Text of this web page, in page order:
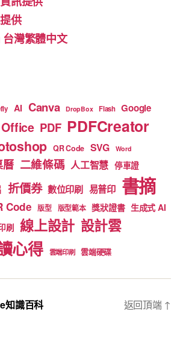
供
灣繁體中文
AI Canva DropBox Flash Google
Office PDF PDFCreator
QR Code SVG Word
曆 二維條碼 人工智慧 停車證
折價券 數位印刷 易普印 書摘
Code 版型 版型範本 獎狀證書 生成式 AI
刷 線上設計 設計雲
心得 雲端印刷 雲端硬碟
知識百科
返回頂端 ↑